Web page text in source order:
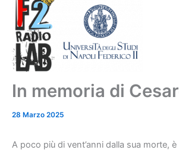
In memoria di
28 Marzo 2025
A poco più di vent’anni dalla sua morte,